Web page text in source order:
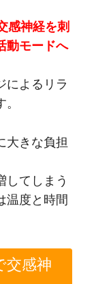
感神経を刺
動モードへ
によるリラ
大きな負担
してしまう
温度と時間
交感神